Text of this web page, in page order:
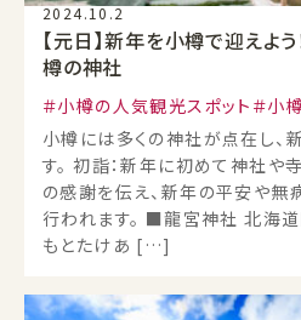
2024.10.2
【元日】新年を小樽で迎えよ
樽の神社
小樽の人気観光スポット
小
小樽には多くの神社が点在し、
す。 初詣：新年に初めて神社や
の感謝を伝え、新年の平安や無
行われます。 ■龍宮神社 北海
もとたけあ […]